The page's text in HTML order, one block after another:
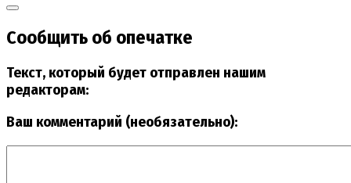
Сообщить об опечатке
Текст, который будет отправлен нашим
редакторам:
Ваш комментарий (необязательно):